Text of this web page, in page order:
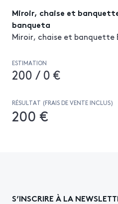
Miroir, chaise et
banqueta
Miroir, chaise et banquette
ESTIMATION
200 / 0 €
RÉSULTAT (FRAIS DE VENTE INCLUS)
200 €
S’INSCRIRE À LA